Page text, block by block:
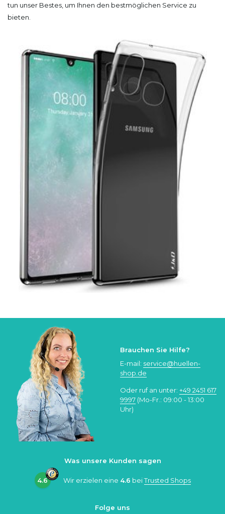
tun unser Bestes, um Ihnen den bestmöglichen Service zu
bieten.
Brauchen Sie Hilfe?
E-mail: service@huellen-
shop.de
Oder ruf an unter: +49 2451 617
9997 (Mo-Fr.: 09:00 - 13:00
Uhr)
Was unsere Kunden sagen
4.6 Wir erzielen eine 4.6 beiTrusted Shops
Folge uns